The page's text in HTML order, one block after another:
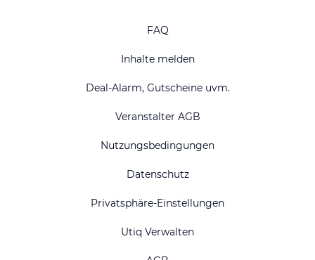
FAQ
Inhalte melden
Deal-Alarm, Gutscheine uvm.
Veranstalter AGB
Nutzungsbedingungen
Datenschutz
Privatsphäre-Einstellungen
Utiq Verwalten